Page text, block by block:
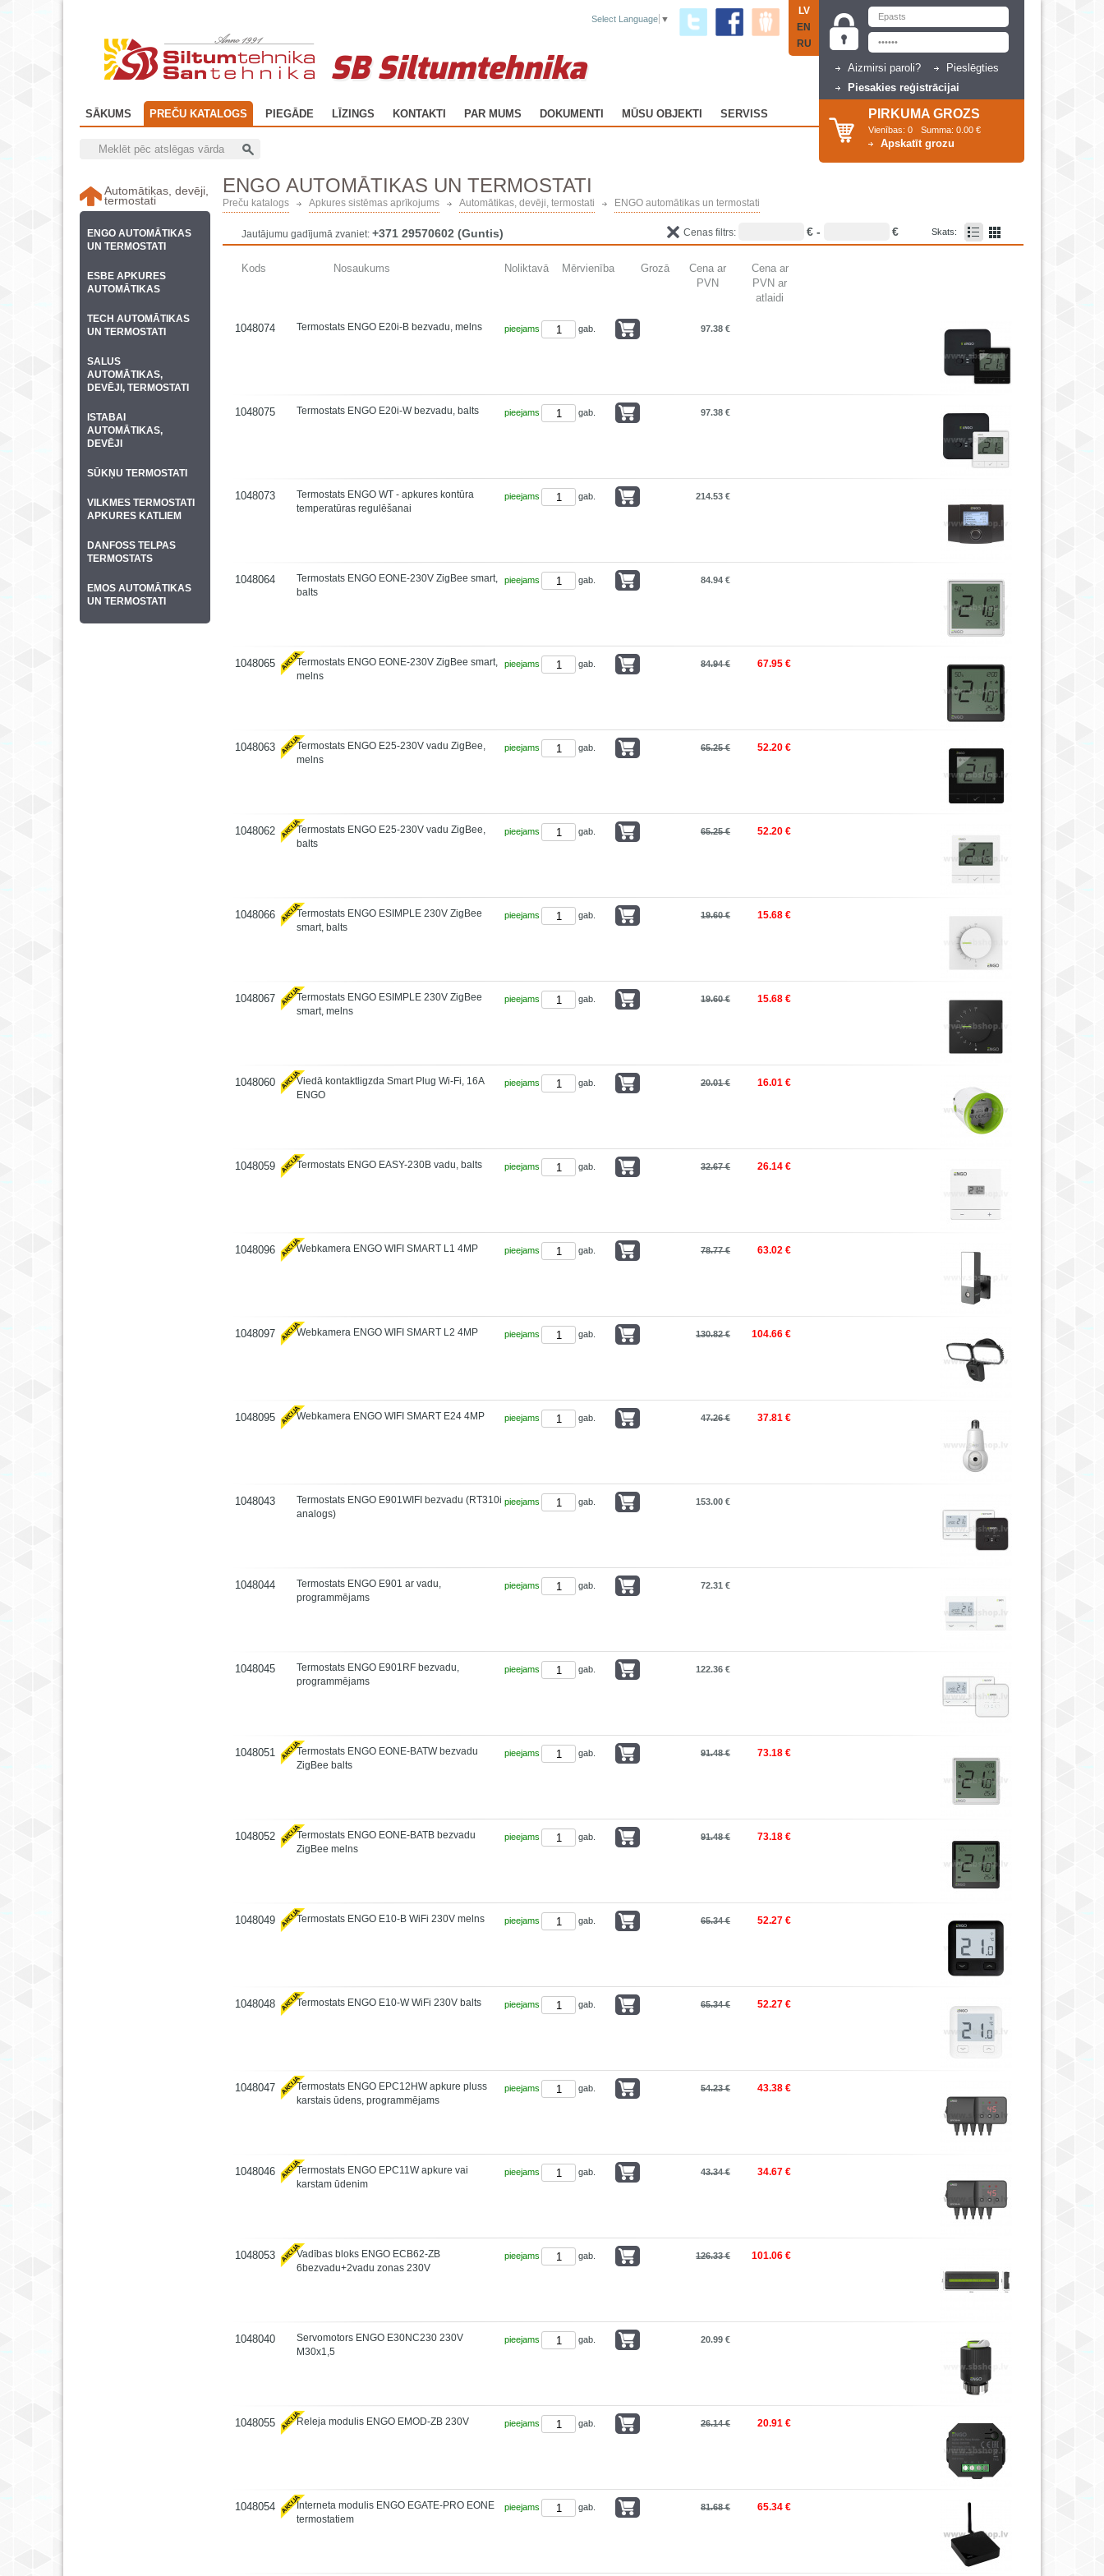
Aizmirsi paroli?
Pieslēgties
Piesakies reģistrācijai
PIRKUMA GROZS
Vienības: 0 Summa: 0.00 €
Apskatīt grozu
SB Siltumtehnika
LV
EN
RU
SĀKUMS PREČU KATALOGS PIEGĀDE LĪZINGS KONTAKTI PAR MUMS DOKUMENTI MŪSU OBJEKTI SERVISS
Select Language ▼
ENGO AUTOMĀTIKAS UN TERMOSTATI
Preču katalogs Apkures sistēmas aprīkojums Automātikas, devēji, termostati ENGO automātikas un termostati
Jautājumu gadījumā zvaniet: +371 29570602 (Guntis) Skats:
Cenas filtrs: € - €
Kods Nosaukums Noliktavā Mērvienība Grozā
Cena ar
PVN
Cena ar
PVN ar
atlaidi
1048074 Termostats ENGO E20i-B bezvadu, melns pieejams gab. 97.38 €
1048075 Termostats ENGO E20i-W bezvadu, balts pieejams gab. 97.38 €
1048073
Termostats ENGO WT - apkures kontūra
temperatūras regulēšanai
pieejams gab. 214.53 €
1048064
Termostats ENGO EONE-230V ZigBee smart,
balts
pieejams gab. 84.94 €
1048065
Termostats ENGO EONE-230V ZigBee smart,
melns
pieejams gab. 84.94 € 67.95 €
1048063
Termostats ENGO E25-230V vadu ZigBee,
melns
pieejams gab. 65.25 € 52.20 €
1048062
Termostats ENGO E25-230V vadu ZigBee,
balts
pieejams gab. 65.25 € 52.20 €
1048066
Termostats ENGO ESIMPLE 230V ZigBee
smart, balts
pieejams gab. 19.60 € 15.68 €
1048067
Termostats ENGO ESIMPLE 230V ZigBee
smart, melns
pieejams gab. 19.60 € 15.68 €
1048060
Viedā kontaktligzda Smart Plug Wi-Fi, 16A
ENGO
pieejams gab. 20.01 € 16.01 €
1048059 Termostats ENGO EASY-230B vadu, balts pieejams gab. 32.67 € 26.14 €
1048096 Webkamera ENGO WIFI SMART L1 4MP pieejams gab. 78.77 € 63.02 €
1048097 Webkamera ENGO WIFI SMART L2 4MP pieejams gab. 130.82 € 104.66 €
1048095 Webkamera ENGO WIFI SMART E24 4MP pieejams gab. 47.26 € 37.81 €
1048043
Termostats ENGO E901WIFI bezvadu (RT310i
analogs)
pieejams gab. 153.00 €
1048044
Termostats ENGO E901 ar vadu,
programmējams
pieejams gab. 72.31 €
1048045
Termostats ENGO E901RF bezvadu,
programmējams
pieejams gab. 122.36 €
1048051
Termostats ENGO EONE-BATW bezvadu
ZigBee balts
pieejams gab. 91.48 € 73.18 €
1048052
Termostats ENGO EONE-BATB bezvadu
ZigBee melns
pieejams gab. 91.48 € 73.18 €
1048049 Termostats ENGO E10-B WiFi 230V melns pieejams gab. 65.34 € 52.27 €
1048048 Termostats ENGO E10-W WiFi 230V balts pieejams gab. 65.34 € 52.27 €
1048047
Termostats ENGO EPC12HW apkure pluss
karstais ūdens, programmējams
pieejams gab. 54.23 € 43.38 €
1048046
Termostats ENGO EPC11W apkure vai
karstam ūdenim
pieejams gab. 43.34 € 34.67 €
1048053
Vadības bloks ENGO ECB62-ZB
6bezvadu+2vadu zonas 230V
pieejams gab. 126.33 € 101.06 €
1048040
Servomotors ENGO E30NC230 230V
M30x1,5
pieejams gab. 20.99 €
1048055 Releja modulis ENGO EMOD-ZB 230V pieejams gab. 26.14 € 20.91 €
1048054
Interneta modulis ENGO EGATE-PRO EONE
termostatiem
pieejams gab. 81.68 € 65.34 €
Automātikas, devēji,
termostati
ENGO AUTOMĀTIKAS
UN TERMOSTATI
ESBE APKURES
AUTOMĀTIKAS
TECH AUTOMĀTIKAS
UN TERMOSTATI
SALUS
AUTOMĀTIKAS,
DEVĒJI, TERMOSTATI
ISTABAI
AUTOMĀTIKAS,
DEVĒJI
SŪKŅU TERMOSTATI
VILKMES TERMOSTATI
APKURES KATLIEM
DANFOSS TELPAS
TERMOSTATS
EMOS AUTOMĀTIKAS
UN TERMOSTATI